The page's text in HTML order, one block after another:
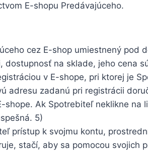
E-shopu Predávajúceho.
cez E-shop umiestnený pod
na sklade, jeho cena
v E-shope, pri ktorej je
adresu zadanú pri registrácii
shope. Ak Spotrebiteľ neklikne
5)
prístup k svojmu kontu,
stačí, aby sa pomocou svojich